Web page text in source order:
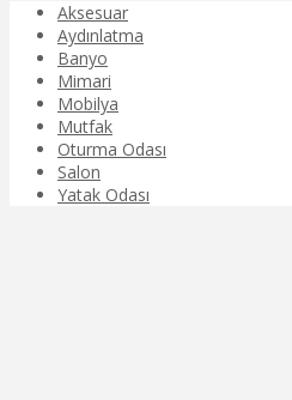
Aksesuar
Aydınlatma
Banyo
Mimari
Mobilya
Mutfak
Oturma Odası
Salon
Yatak Odası